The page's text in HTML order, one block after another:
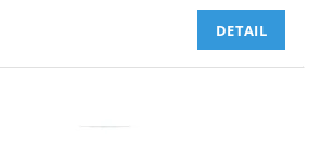
DETAIL